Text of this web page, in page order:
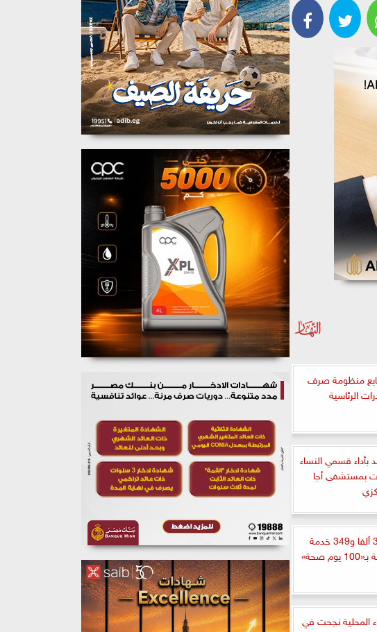
منظومة صرف
الرئاسية
بأداء قسمي النساء
بمستشفى أجا
الصحة: تقديم 384 ألفا و349 خدمة
صحة»
المحلية نجحت في